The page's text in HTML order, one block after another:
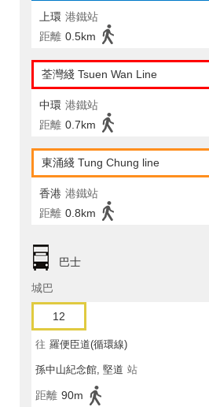
上環 港鐵站
距離 0.5km
荃灣綫 Tsuen Wan Line
中環 港鐵站
距離 0.7km
東涌綫 Tung Chung line
香港 港鐵站
距離 0.8km
巴士
城巴
12
往 羅便臣道(循環線)
孫中山紀念館, 堅道 站
距離 90m